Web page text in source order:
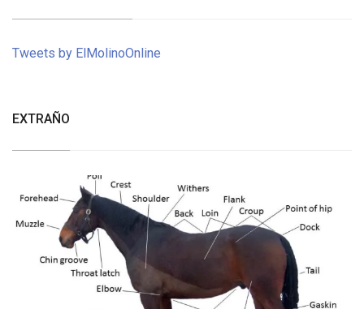
Tweets by ElMolinoOnline
EXTRAÑO